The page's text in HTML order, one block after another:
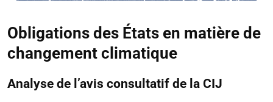
Obligations des États en matière de
changement climatique
Analyse de l’avis consultatif de la CIJ